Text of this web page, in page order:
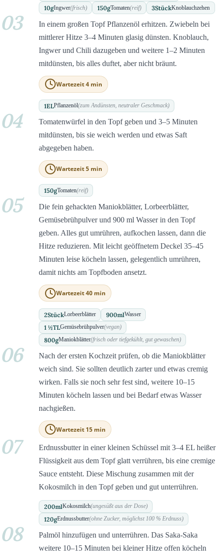
10gIngwer(frisch) 150gTomaten(reif) 3StückKnoblauchzehen
03
In einem großen Topf Pflanzenöl erhitzen. Zwiebeln bei
mittlerer Hitze 3–4 Minuten glasig dünsten. Knoblauch,
Ingwer und Chili dazugeben und weitere 1–2 Minuten
mitdünsten, bis alles duftet, aber nicht bräunt.
Wartezeit 4 min
1ELPflanzenöl(zum Andünsten, neutraler Geschmack)
04
Tomatenwürfel in den Topf geben und 3–5 Minuten
mitdünsten, bis sie weich werden und etwas Saft
abgegeben haben.
Wartezeit 5 min
150gTomaten(reif)
05
Die fein gehackten Maniokblätter, Lorbeerblätter,
Gemüsebrühpulver und 900 ml Wasser in den Topf
geben. Alles gut umrühren, aufkochen lassen, dann die
Hitze reduzieren. Mit leicht geöffnetem Deckel 35–45
Minuten leise köcheln lassen, gelegentlich umrühren,
damit nichts am Topfboden ansetzt.
Wartezeit 40 min
2StückLorbeerblätter 900mlWasser
1 ½TLGemüsebrühpulver(vegan)
800gManiokblätter(frisch oder tiefgekühlt, gut gewaschen)
06
Nach der ersten Kochzeit prüfen, ob die Maniokblätter
weich sind. Sie sollten deutlich zarter und etwas cremig
wirken. Falls sie noch sehr fest sind, weitere 10–15
Minuten köcheln lassen und bei Bedarf etwas Wasser
nachgießen.
Wartezeit 15 min
07
Erdnussbutter in einer kleinen Schüssel mit 3–4 EL heißer
Flüssigkeit aus dem Topf glatt verrühren, bis eine cremige
Sauce entsteht. Diese Mischung zusammen mit der
Kokosmilch in den Topf geben und gut unterrühren.
200mlKokosmilch(ungesüßt aus der Dose)
120gErdnussbutter(ohne Zucker, möglichst 100 % Erdnuss)
08
Palmöl hinzufügen und unterrühren. Das Saka-Saka
weitere 10–15 Minuten bei kleiner Hitze offen köcheln